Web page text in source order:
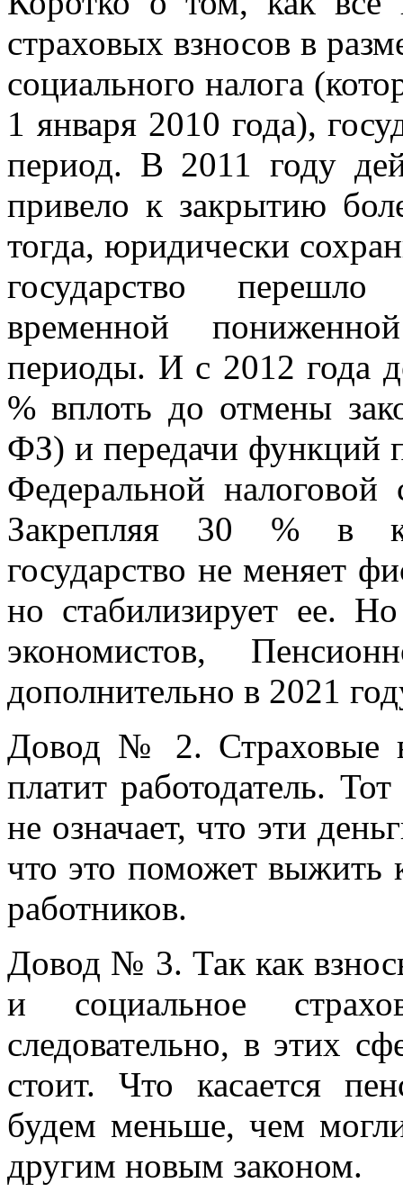
страховых взносов в
социального налога
1 января 2010 года),
период. В 2011 году
привело к закрытию
тогда, юридически
государство
временной
периоды. И с 2012 года
% вплоть до отмены
ФЗ) и передачи функций
Федеральной
Закрепляя 30 % в
государство не меняет
но стабилизирует ее.
экономистов,
дополнительно в 2021
Довод № 2. Страховые
платит работодатель.
не означает, что эти
что это поможет выжить
работников.
Довод № 3. Так как
и социальное
следовательно, в этих
стоит. Что касается
будем меньше, чем
другим новым законом.